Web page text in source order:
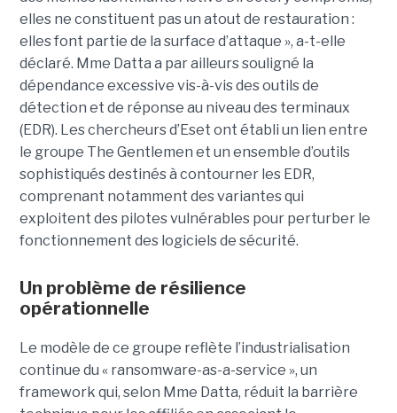
elles ne constituent pas un atout de restauration :
elles font partie de la surface d’attaque », a-t-elle
déclaré. Mme Datta a par ailleurs souligné la
dépendance excessive vis-à-vis des outils de
détection et de réponse au niveau des terminaux
(EDR). Les chercheurs d’Eset ont établi un lien entre
le groupe The Gentlemen et un ensemble d’outils
sophistiqués destinés à contourner les EDR,
comprenant notamment des variantes qui
exploitent des pilotes vulnérables pour perturber le
fonctionnement des logiciels de sécurité.
Un problème de résilience
opérationnelle
Le modèle de ce groupe reflète l’industrialisation
continue du « ransomware-as-a-service », un
framework qui, selon Mme Datta, réduit la barrière